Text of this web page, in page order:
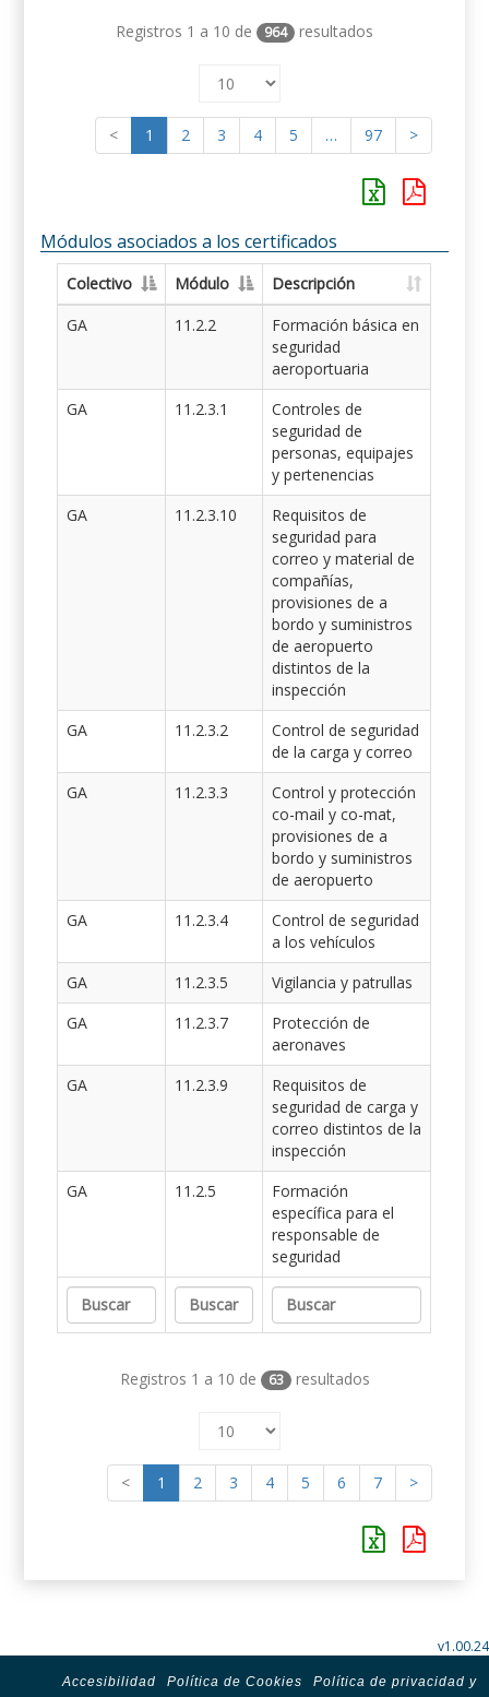
Registros 1 a 10 de 964 resultados
< 1 2 3 4 5 … 97 >
Módulos asociados a los certificados
Colectivo Módulo
Descripción
GA
11.2.2
Formación básica en
seguridad
aeroportuaria
GA
11.2.3.1
Controles de
seguridad de
personas, equipajes
y pertenencias
GA
11.2.3.10
Requisitos de
seguridad para
correo y material de
compañías,
provisiones de a
bordo y suministros
de aeropuerto
distintos de la
inspección
GA
11.2.3.2
Control de seguridad
de la carga y correo
GA
11.2.3.3
Control y protección
co-mail y co-mat,
provisiones de a
bordo y suministros
de aeropuerto
GA
11.2.3.4
Control de seguridad
a los vehículos
GA
11.2.3.5
Vigilancia y patrullas
GA
11.2.3.7
Protección de
aeronaves
GA
11.2.3.9
Requisitos de
seguridad de carga y
correo distintos de la
inspección
GA
11.2.5
Formación
específica para el
responsable de
seguridad
Registros 1 a 10 de 63 resultados
< 1 2 3 4 5 6 7 >
v1.00.24
Accesibilidad Política de Cookies
Política de privacidad y